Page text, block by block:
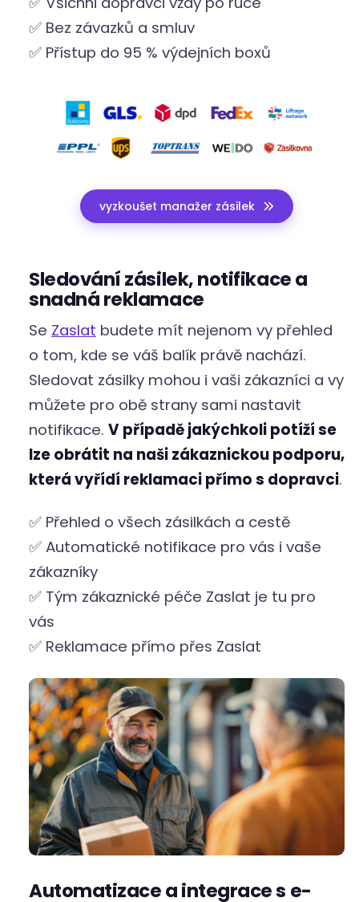
✅ Bez závazků a smluv
✅ Přístup do 95 % výdejních boxů
vyzkoušet manažer zásilek
Sledování zásilek, notifikace a
snadná reklamace
Se Zaslat budete mít nejenom vy přehled
o tom, kde se váš balík právě nachází.
Sledovat zásilky mohou i vaši zákazníci a vy
můžete pro obě strany sami nastavit
notifikace. V případě jakýchkoli potíží se
lze obrátit na naši zákaznickou podporu,
která vyřídí reklamaci přímo s dopravci.
✅ Přehled o všech zásilkách a cestě
✅ Automatické notifikace pro vás i vaše
zákazníky
✅ Tým zákaznické péče Zaslat je tu pro
vás
✅ Reklamace přímo přes Zaslat
Automatizace a integrace s e-